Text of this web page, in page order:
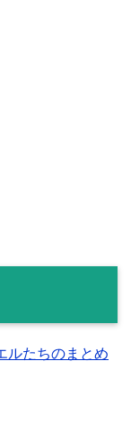
ルたちのまとめ